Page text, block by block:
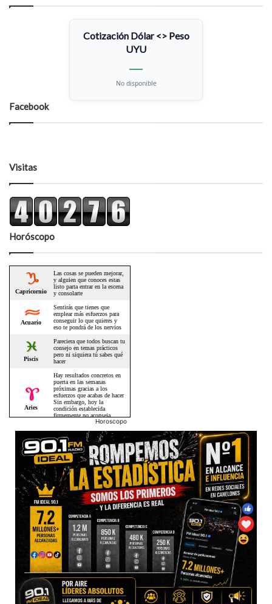
Cotización Dólar <> Peso
UYU
—
No disponible
Facebook
Visitas
Horóscopo
Horoscopo